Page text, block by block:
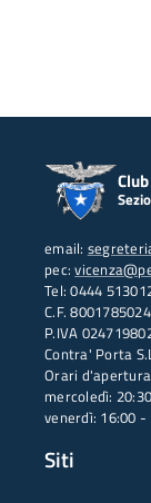
email:
pec:
Tel: 0444
C.F.
P.IVA
Contra' Porta
Orari
mercoledì:
venerdì: 16:00
Siti